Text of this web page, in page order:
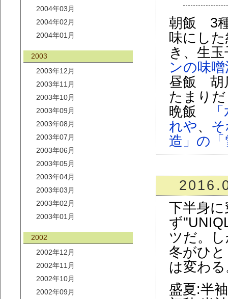
2004年03月
2004年02月
2004年01月
2003
2003年12月
2003年11月
2003年10月
2003年09月
2003年08月
2003年07月
2003年06月
2003年05月
2003年04月
2003年03月
2003年02月
2003年01月
2002
2002年12月
2002年11月
2002年10月
2002年09月
朝飯 3
味にし
き、生
ンの味噌
昼飯 胡
たまり
晩飯
れや、
造」の
下半身
ず
ツだ。
冬がひ
は変わ
盛夏:半